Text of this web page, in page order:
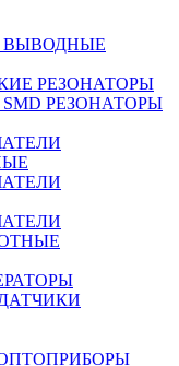
ВЫВОДНЫЕ
РЕЗОНАТОРЫ
РЕЗОНАТОРЫ